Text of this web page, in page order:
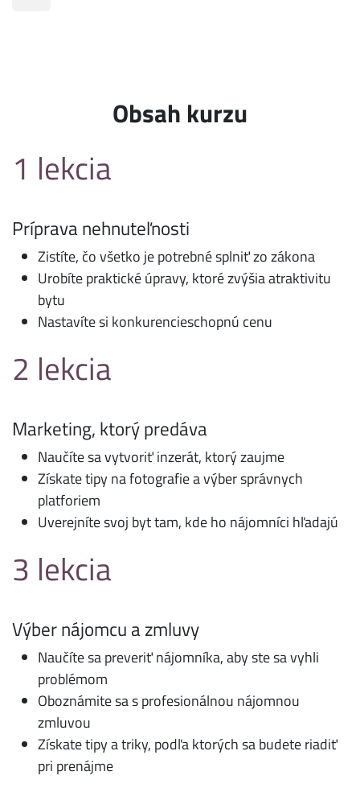
Obsah kurzu
1 lekcia
Príprava nehnuteľnosti
Zistíte, čo všetko je potrebné splniť zo zákona
Urobíte praktické úpravy, ktoré zvýšia atraktivitu
bytu
Nastavíte si konkurencieschopnú cenu
2 lekcia
Marketing, ktorý predáva
Naučíte sa vytvoriť inzerát, ktorý zaujme
Získate tipy na fotografie a výber správnych
platforiem
Uverejníte svoj byt tam, kde ho nájomníci hľadajú
3 lekcia
Výber nájomcu a zmluvy
Naučíte sa preveriť nájomníka, aby ste sa vyhli
problémom
Oboznámite sa s profesionálnou nájomnou
zmluvou
Získate tipy a triky, podľa ktorých sa budete riadiť
pri prenájme